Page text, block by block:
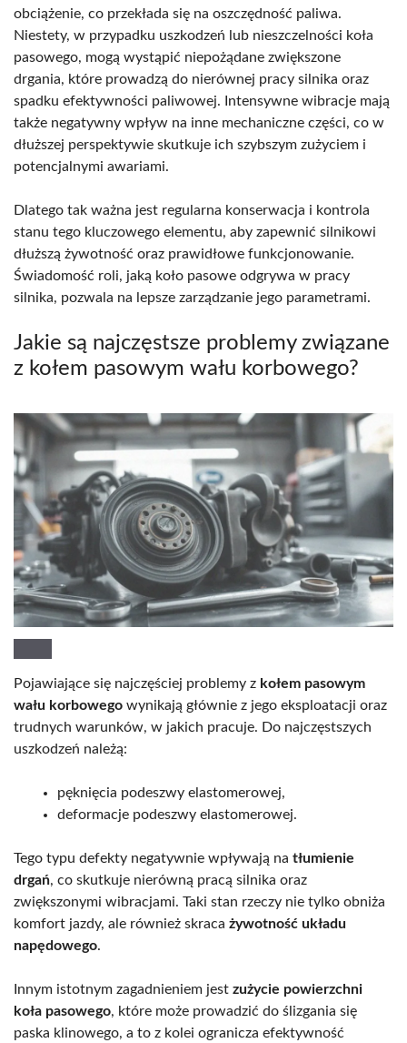
obciążenie, co przekłada się na oszczędność paliwa.
Niestety, w przypadku uszkodzeń lub nieszczelności koła
pasowego, mogą wystąpić niepożądane zwiększone
drgania, które prowadzą do nierównej pracy silnika oraz
spadku efektywności paliwowej. Intensywne wibracje mają
także negatywny wpływ na inne mechaniczne części, co w
dłuższej perspektywie skutkuje ich szybszym zużyciem i
potencjalnymi awariami.
Dlatego tak ważna jest regularna konserwacja i kontrola
stanu tego kluczowego elementu, aby zapewnić silnikowi
dłuższą żywotność oraz prawidłowe funkcjonowanie.
Świadomość roli, jaką koło pasowe odgrywa w pracy
silnika, pozwala na lepsze zarządzanie jego parametrami.
Jakie są najczęstsze problemy związane
z kołem pasowym wału korbowego?
Pojawiające się najczęściej problemy z kołem pasowym
wału korbowego wynikają głównie z jego eksploatacji oraz
trudnych warunków, w jakich pracuje. Do najczęstszych
uszkodzeń należą:
pęknięcia podeszwy elastomerowej,
deformacje podeszwy elastomerowej.
Tego typu defekty negatywnie wpływają na tłumienie
drgań, co skutkuje nierówną pracą silnika oraz
zwiększonymi wibracjami. Taki stan rzeczy nie tylko obniża
komfort jazdy, ale również skraca żywotność układu
napędowego.
Innym istotnym zagadnieniem jest zużycie powierzchni
koła pasowego, które może prowadzić do ślizgania się
paska klinowego, a to z kolei ogranicza efektywność